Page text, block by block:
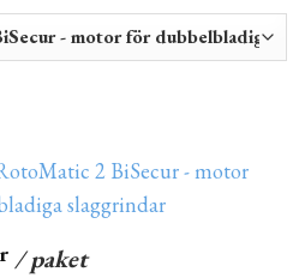
2 BiSecur - motor
slaggrindar
/ paket